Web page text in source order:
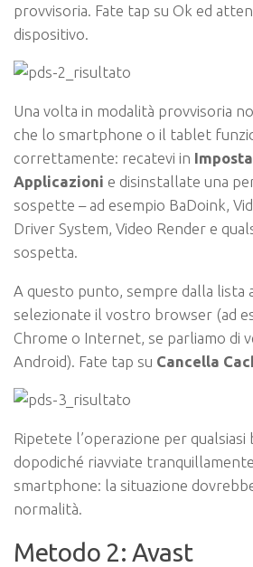
provvisoria. Fate tap su Ok ed
dispositivo.
Una volta in modalità provvisoria
che lo smartphone o il tablet
correttamente: recatevi in
Applicazioni e disinstallate una
sospette – ad esempio BaDoink,
Driver System, Video Render e
sospetta.
A questo punto, sempre dalla lista
selezionate il vostro browser (ad
Chrome o Internet, se parliamo di
Android). Fate tap su Cancella
Ripetete l’operazione per
dopodiché riavviate
smartphone: la situazione
normalità.
Metodo 2: Avast